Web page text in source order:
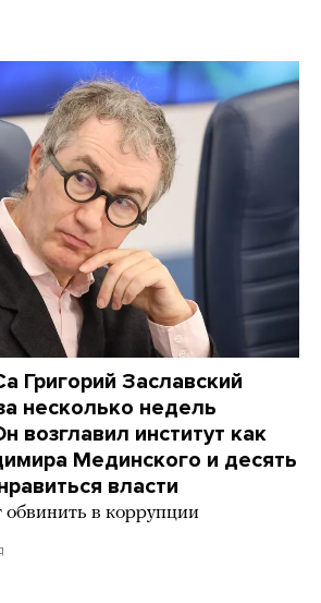
Григорий Заславский
несколько недель
возглавил институт как
Мединского и десять
власти
обвинить в коррупции